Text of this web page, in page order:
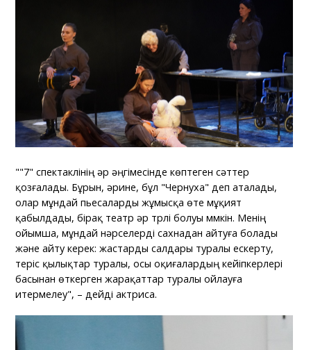
""7" спектаклінің әр әңгімесінде көптеген сәттер
қозғалады. Бұрын, әрине, бұл "Чернуха" деп аталады,
олар мұндай пьесаларды жұмысқа өте мұқият
қабылдады, бірақ театр әр түрлі болуы мүмкін. Менің
ойымша, мұндай нәрселерді сахнадан айтуға болады
және айту керек: жастарды салдары туралы ескерту,
теріс қылықтар туралы, осы оқиғалардың кейіпкерлері
басынан өткерген жарақаттар туралы ойлауға
итермелеу", – дейді актриса.